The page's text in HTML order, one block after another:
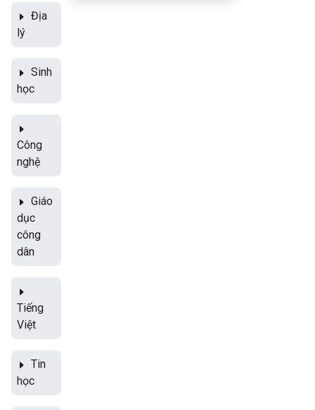
Địa
lý
Sinh
học
Công
nghệ
Giáo
dục
công
dân
Tiếng
Việt
Tin
học